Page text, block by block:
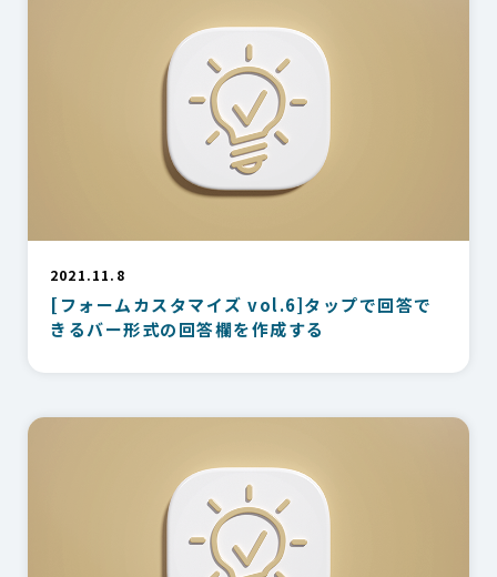
2021.11.8
[フォームカスタマイズ vol.6]タップで回答で
きるバー形式の回答欄を作成する